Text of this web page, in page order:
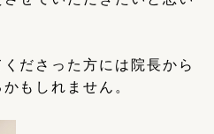
ださった方には院長から
もしれません。